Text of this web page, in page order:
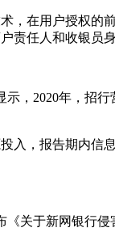
，在用户授权的
责任人和收银员
，2020年，招
入，报告期内信
关于新网银行